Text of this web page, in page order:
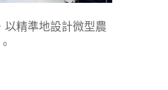
以精準地設計微型農